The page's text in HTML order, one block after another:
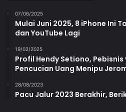
07/06/2025
Mulai Juni 2025, 8 iPhone Ini
dan YouTube Lagi
19/02/2025
Profil Hendy Setiono,
Pencucian Uang Menipu
28/08/2023
Pacu Jalur 2023 Berakhir,